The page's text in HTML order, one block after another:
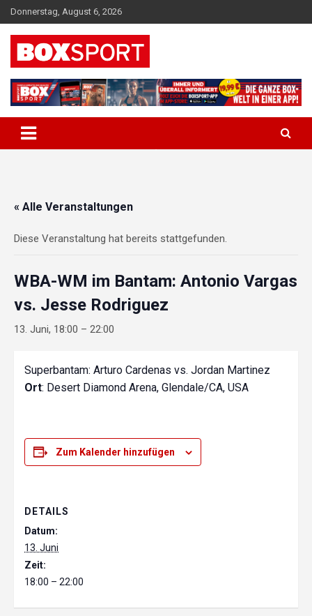
Skip
to
content
Donnerstag, August 6, 2026
BOXSPORT
« Alle Veranstaltungen
Diese Veranstaltung hat bereits stattgefunden.
WBA-WM im Bantam: Antonio Vargas
vs. Jesse Rodriguez
13. Juni, 18:00 – 22:00
Superbantam: Arturo Cardenas vs. Jordan Martinez
Ort: Desert Diamond Arena, Glendale/CA, USA
Zum Kalender hinzufügen
DETAILS
Datum:
13. Juni
Zeit:
18:00 – 22:00